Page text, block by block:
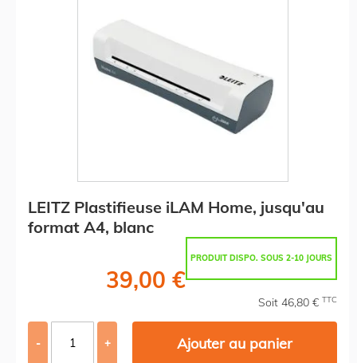
LEITZ Plastifieuse iLAM Home, jusqu'au
format A4, blanc
PRODUIT DISPO. SOUS 2-10 JOURS
39,00 €
Soit 46,80 € TTC
- + Ajouter au panier